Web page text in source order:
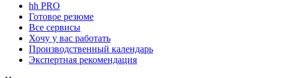
hh PRO
Готовое резюме
Все сервисы
Хочу у вас работать
Производственный календарь
Экспертная рекомендация